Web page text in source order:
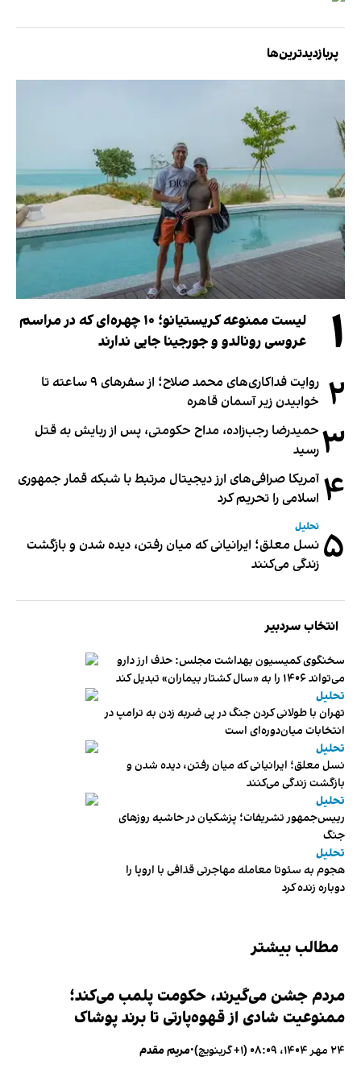
پربازدیدترین‌ها
۱
لیست ممنوعه کریستیانو؛ ۱۰ چهره‌ای که در مراسم
عروسی رونالدو و جورجینا جایی ندارند
۲
روایت فداکاری‌های محمد صلاح؛ از سفرهای ۹ ساعته تا
خوابیدن زیر آسمان قاهره
۳ حمیدرضا رجب‌زاده، مداح حکومتی، پس از ربایش به قتل
رسید
۴ آمریکا صرافی‌های ارز دیجیتال مرتبط با شبکه قمار جمهوری
اسلامی را تحریم کرد
۵ تحلیل
نسل معلق؛ ایرانیانی که میان رفتن، دیده شدن و بازگشت
زندگی می‌کنند
انتخاب سردبیر
سخنگوی کمیسیون بهداشت مجلس: حذف ارز دارو
می‌تواند ۱۴۰۶ را به «سال کشتار بیماران» تبدیل کند
تحلیل
تهران با طولانی کردن جنگ در پی ضربه زدن به ترامپ در
انتخابات میان‌دوره‌ای است
تحلیل
نسل معلق؛ ایرانیانی که میان رفتن، دیده شدن و
بازگشت زندگی می‌کنند
تحلیل
رییس‌جمهور تشریفات؛ پزشکیان در حاشیه روزهای
جنگ
تحلیل
هجوم به سئوتا معامله مهاجرتی قذافی با اروپا را
دوباره زنده کرد
مطالب بیشتر
مردم جشن می‌گیرند، حکومت پلمب می‌کند؛
ممنوعیت شادی از قهوه‌پارتی تا برند پوشاک
۲۴ مهر ۱۴۰۴، ۰۸:۰۹ (‎+۱ گرینویچ) •مریم مقدم